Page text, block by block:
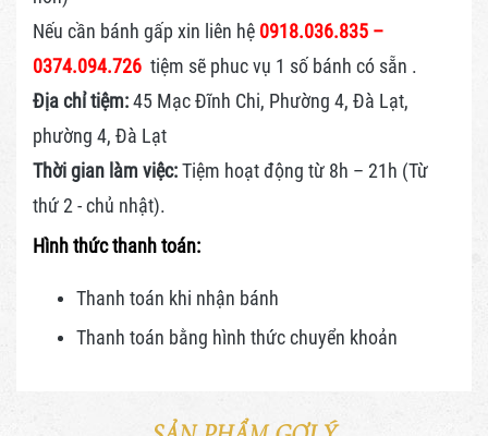
Nếu cần bánh gấp xin liên hệ 0918.036.835 –
0374.094.726 tiệm sẽ phuc vụ 1 số bánh có sẵn .
Địa chỉ tiệm:45 Mạc Đĩnh Chi, Phường 4, Đà Lạt,
phường 4, Đà Lạt
Thời gian làm việc:Tiệm hoạt động từ 8h – 21h (Từ
thứ 2 - chủ nhật).
Hình thức thanh toán:
Thanh toán khi nhận bánh
Thanh toán bằng hình thứcchuyển khoản